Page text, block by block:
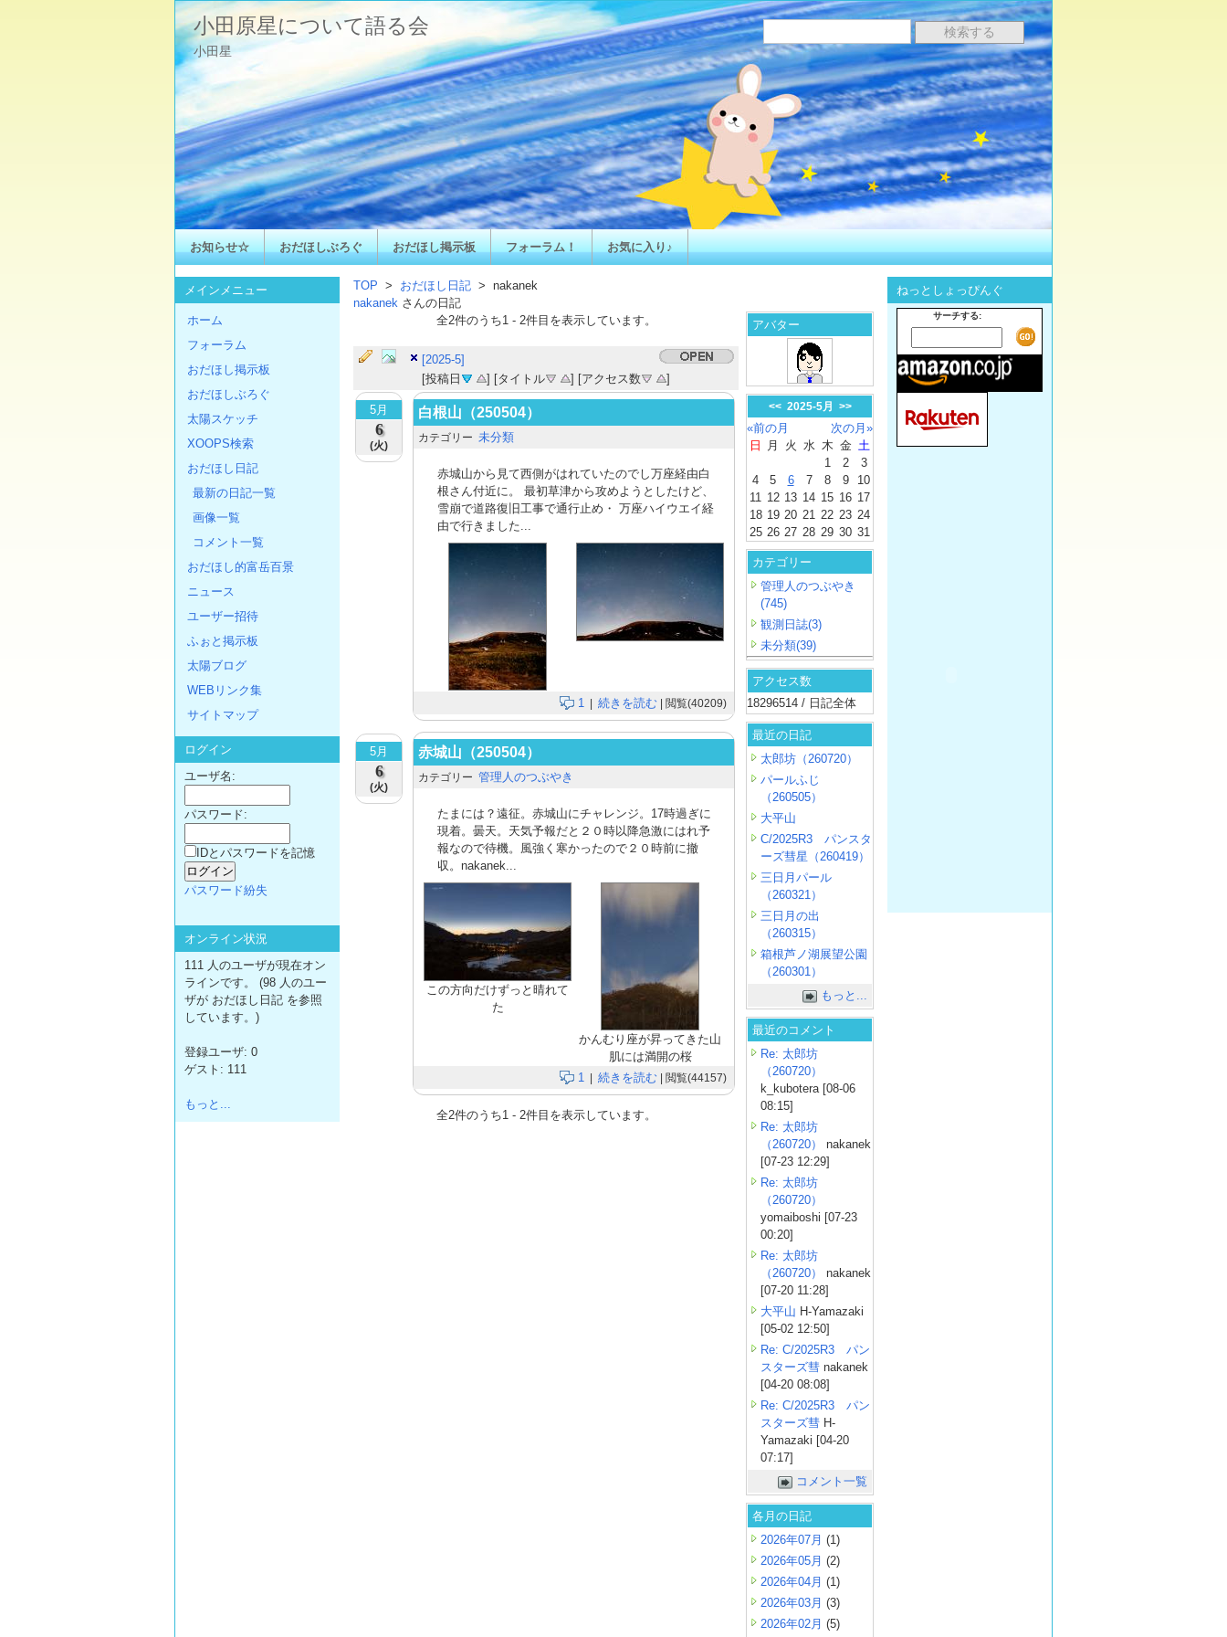
小田原星について語る会
小田星
お知らせ☆ おだほしぶろぐ おだほし掲示板 フォーラム！ お気に入り♪
TOP > おだほし日記 > nakanek
nakanek さんの日記
全2件のうち1- 2件目を表示しています。
[2025-5]
[投稿日
] [タイトル ] [アクセス数 ]
5月
6
(火)
白根山（250504）
カテゴリー 未分類
赤城山から見て西側がはれていたのでし万座経由白
根さん付近に。 最初草津から攻めようとしたけど、
雪崩で道路復旧工事で通行止め・ 万座ハイウエイ経
由で行きました...
1 | 続きを読む | 閲覧(40209)
5月
6
(火)
赤城山（250504）
カテゴリー 管理人のつぶやき
たまには？遠征。赤城山にチャレンジ。17時過ぎに
現着。曇天。天気予報だと２０時以降急激にはれ予
報なので待機。風強く寒かったので２０時前に撤
収。nakanek...
この方向だけずっと晴れて
た
かんむり座が昇ってきた山
肌には満開の桜
1
| 続きを読む | 閲覧(44157)
全2件のうち1- 2件目を表示しています。
アバター
<< 2025-5月 >>
«前の月
次の月»
日
月 火 水 木 金 土
1
2
3
4
5 6 7 8 9
10
11 12 13 14 15 16 17
18 19 20 21 22 23 24
25 26 27 28 29 30 31
カテゴリー
管理人のつぶやき
(745)
観測日誌(3)
未分類(39)
アクセス数
18296514 / 日記全体
最近の日記
太郎坊（260720）
パールふじ
（260505）
大平山
C/2025R3 パンスタ
ーズ彗星（260419）
三日月パール
（260321）
三日月の出
（260315）
箱根芦ノ湖展望公園
（260301）
もっと...
最近のコメント
Re: 太郎坊
（260720）
k_kubotera [08-06
08:15]
Re: 太郎坊
（260720）
nakanek
[07-23 12:29]
Re: 太郎坊
（260720）
yomaiboshi [07-23
00:20]
Re: 太郎坊
（260720）
nakanek
[07-20 11:28]
大平山 H-Yamazaki
[05-02 12:50]
Re: C/2025R3 パン
スターズ彗 nakanek
[04-20 08:08]
Re: C/2025R3 パン
スターズ彗 H-
Yamazaki [04-20
07:17]
コメント一覧
各月の日記
2026年07月 (1)
2026年05月 (2)
2026年04月 (1)
2026年03月 (3)
2026年02月 (5)
メインメニュー
ホーム
フォーラム
おだほし掲示板
おだほしぶろぐ
太陽スケッチ
XOOPS検索
おだほし日記
最新の日記一覧
画像一覧
コメント一覧
おだほし的富岳百景
ニュース
ユーザー招待
ふぉと掲示板
太陽ブログ
WEBリンク集
サイトマップ
ログイン
ユーザ名:
パスワード:
IDとパスワードを記憶
パスワード紛失
オンライン状況
111 人のユーザが現在オン
ラインです。 (98 人のユー
ザが おだほし日記 を参照
しています。)
登録ユーザ: 0
ゲスト: 111
もっと...
ねっとしょっぴんぐ
サーチする: